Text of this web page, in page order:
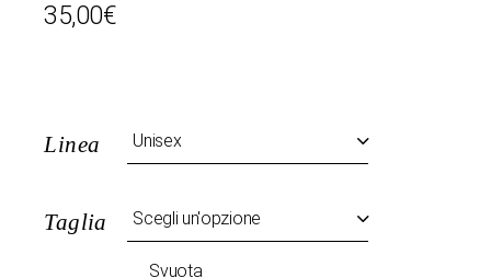
35,00€
Linea Unisex
Taglia Scegli un'opzione
Svuota